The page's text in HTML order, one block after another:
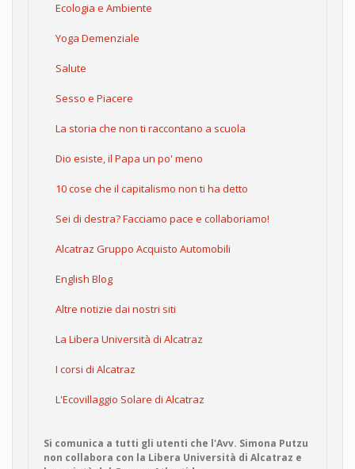
Ecologia e Ambiente
Yoga Demenziale
Salute
Sesso e Piacere
La storia che non ti raccontano a scuola
Dio esiste, il Papa un po' meno
10 cose che il capitalismo non ti ha detto
Sei di destra? Facciamo pace e collaboriamo!
Alcatraz Gruppo Acquisto Automobili
English Blog
Altre notizie dai nostri siti
La Libera Università di Alcatraz
I corsi di Alcatraz
L'Ecovillaggio Solare di Alcatraz
Si comunica a tutti gli utenti che l'Avv. Simona Putzu
non collabora con la Libera Università di Alcatraz e